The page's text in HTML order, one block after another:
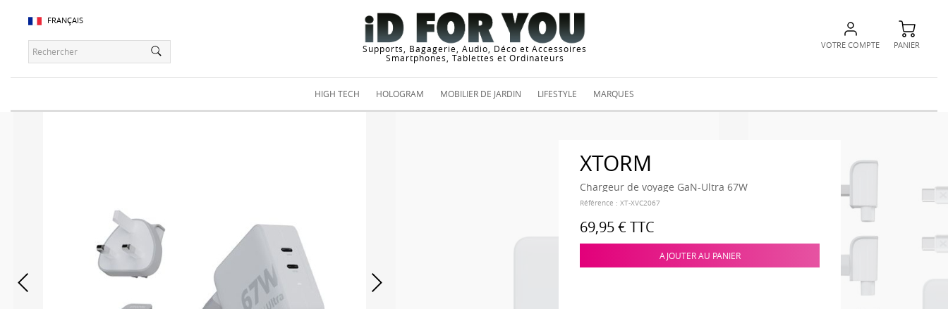
FRANÇAIS
Supports, Bagagerie, Audio, Déco et Accessoires
Smartphones, Tablettes et Ordinateurs
VOTRE COMPTE PANIER
HIGH TECH HOLOGRAM MOBILIER DE JARDIN LIFESTYLE MARQUES
XTORM
Chargeur de voyage GaN-Ultra 67W
Référence : XT-XVC2067
69,95 € TTC
AJOUTER AU PANIER